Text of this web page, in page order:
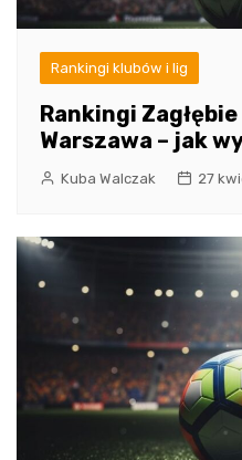
Rankingi klubów i lig
Rankingi
Warszawa – jak
Kuba Walczak 27